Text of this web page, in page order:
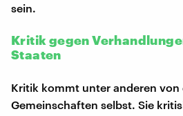
sein.
Kritik gegen
Staaten
Kritik kommt unter anderen von
Gemeinschaften selbst. Sie